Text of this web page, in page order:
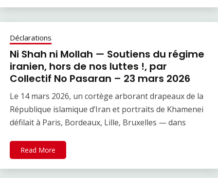
Déclarations
Ni Shah ni Mollah — Soutiens du régime
iranien, hors de nos luttes !, par
Collectif No Pasaran – 23 mars 2026
Le 14 mars 2026, un cortège arborant drapeaux de la
République islamique d’Iran et portraits de Khamenei
défilait à Paris, Bordeaux, Lille, Bruxelles — dans
Read More